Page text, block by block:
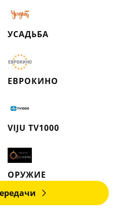
УСАДЬБА
ЕВРОКИНО
VIJU TV1000
ОРУЖИЕ